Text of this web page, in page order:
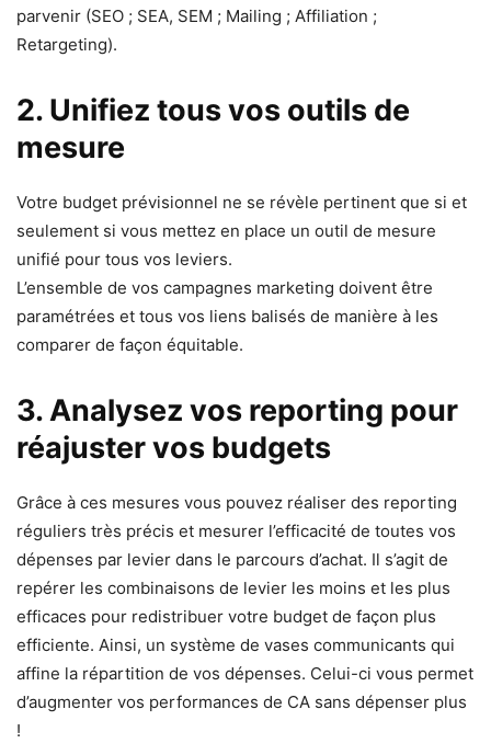
parvenir (SEO ; SEA, SEM ; Mailing ; Affiliation ;
Retargeting).
2. Unifiez tous vos outils de
mesure
Votre budget prévisionnel ne se révèle pertinent que si et
seulement si vous mettez en place un outil de mesure
unifié pour tous vos leviers.
L’ensemble de vos campagnes marketing doivent être
paramétrées et tous vos liens balisés de manière à les
comparer de façon équitable.
3. Analysez vos reporting pour
réajuster vos budgets
Grâce à ces mesures vous pouvez réaliser des reporting
réguliers très précis et mesurer l’efficacité de toutes vos
dépenses par levier dans le parcours d’achat. Il s’agit de
repérer les combinaisons de levier les moins et les plus
efficaces pour redistribuer votre budget de façon plus
efficiente. Ainsi, un système de vases communicants qui
affine la répartition de vos dépenses. Celui-ci vous permet
d’augmenter vos performances de CA sans dépenser plus
!